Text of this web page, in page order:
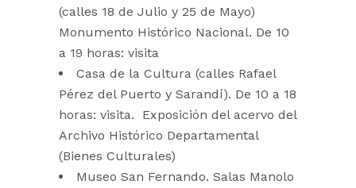
(calles 18 de Julio y 25 de Mayo)
Monumento Histórico Nacional. De 10
a 19 horas: visita
Casa de la Cultura (calles Rafael
Pérez del Puerto y Sarandí). De 10 a 18
horas: visita. Exposición del acervo del
Archivo Histórico Departamental
(Bienes Culturales)
Museo San Fernando. Salas Manolo